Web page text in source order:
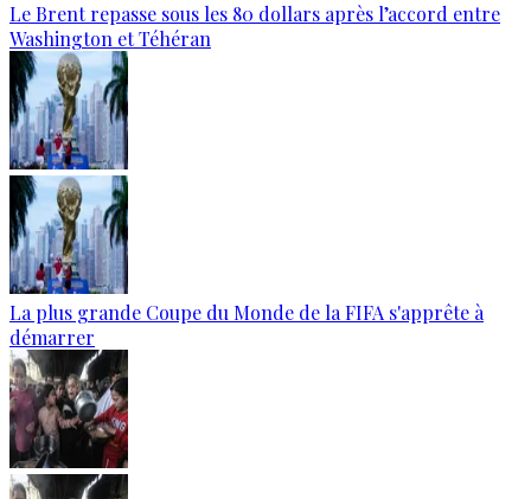
Le Brent repasse sous les 80 dollars après l’accord entre
Washington et Téhéran
La plus grande Coupe du Monde de la FIFA s'apprête à
démarrer